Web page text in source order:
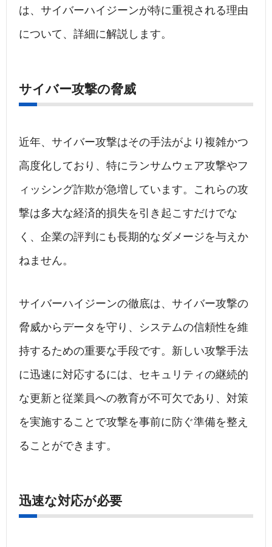
は、サイバーハイジーンが特に重視される理由
について、詳細に解説します。
サイバー攻撃の脅威
近年、サイバー攻撃はその手法がより複雑かつ
高度化しており、特にランサムウェア攻撃やフ
ィッシング詐欺が急増しています。これらの攻
撃は多大な経済的損失を引き起こすだけでな
く、企業の評判にも長期的なダメージを与えか
ねません。
サイバーハイジーンの徹底は、サイバー攻撃の
脅威からデータを守り、システムの信頼性を維
持するための重要な手段です。新しい攻撃手法
に迅速に対応するには、セキュリティの継続的
な更新と従業員への教育が不可欠であり、対策
を実施することで攻撃を事前に防ぐ準備を整え
ることができます。
迅速な対応が必要